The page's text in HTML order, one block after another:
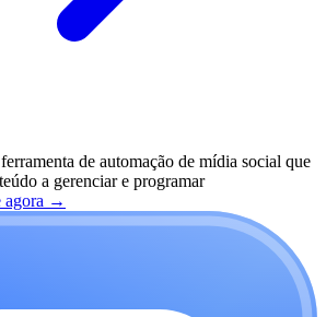
de automação de mídia social que
a gerenciar e programar
→